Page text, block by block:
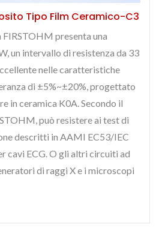
Tipo Film Ceramico-C3
presenta una
un intervallo di resistenza da 33
nelle caratteristiche
di ±5%~±20%, progettato
in ceramica K0A. Secondo il
può resistere ai test di
descritti in AAMI EC53/IEC
cavi ECG. O gli altri circuiti ad
di raggi X e i microscopi